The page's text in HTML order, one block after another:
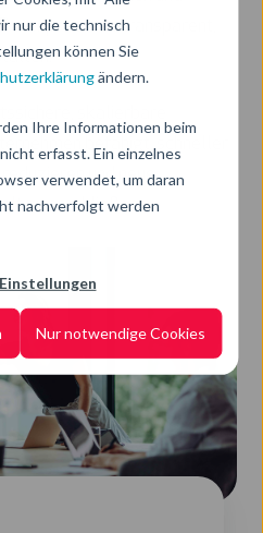
nur die technisch
können Sie
ändern.
Ihre Informationen beim
erfasst. Ein einzelnes
verwendet, um daran
nachverfolgt werden
Nur notwendige Cookies
transparent,
befähigt, schneller
reduzieren und neue
zu erschließen.